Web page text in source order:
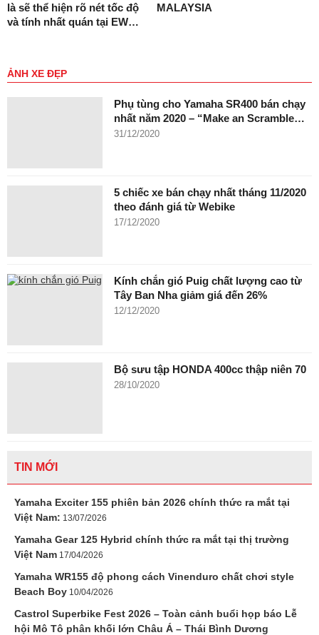
là sẽ thể hiện rõ nét tốc độ
và tính nhất quán tại EW…
MALAYSIA
ẢNH XE ĐẸP
Phụ tùng cho Yamaha SR400 bán chạy
nhất năm 2020 – “Make an Scramble…
31/12/2020
5 chiếc xe bán chạy nhất tháng 11/2020
theo đánh giá từ Webike
17/12/2020
Kính chắn gió Puig chất lượng cao từ
Tây Ban Nha giảm giá đến 26%
12/12/2020
Bộ sưu tập HONDA 400cc thập niên 70
28/10/2020
TIN MỚI
Yamaha Exciter 155 phiên bản 2026 chính thức ra mắt tại
Việt Nam: 13/07/2026
Yamaha Gear 125 Hybrid chính thức ra mắt tại thị trường
Việt Nam 17/04/2026
Yamaha WR155 độ phong cách Vinenduro chất chơi style
Beach Boy 10/04/2026
Castrol Superbike Fest 2026 – Toàn cảnh buổi họp báo Lễ
hội Mô Tô phân khối lớn Châu Á – Thái Bình Dương